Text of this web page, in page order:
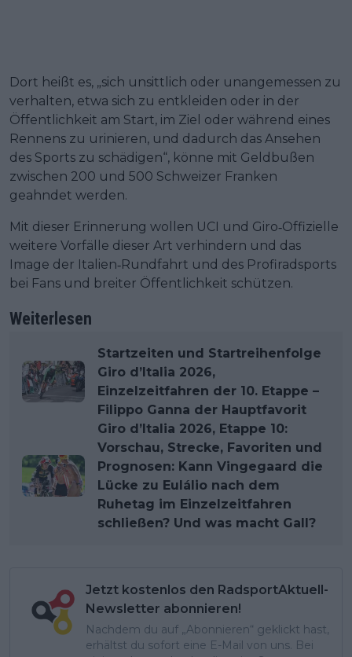
Dort heißt es, „sich unsittlich oder unangemessen zu
verhalten, etwa sich zu entkleiden oder in der
Öffentlichkeit am Start, im Ziel oder während eines
Rennens zu urinieren, und dadurch das Ansehen
des Sports zu schädigen“, könne mit Geldbußen
zwischen 200 und 500 Schweizer Franken
geahndet werden.
Mit dieser Erinnerung wollen UCI und Giro‑Offizielle
weitere Vorfälle dieser Art verhindern und das
Image der Italien‑Rundfahrt und des Profiradsports
bei Fans und breiter Öffentlichkeit schützen.
Weiterlesen
Startzeiten und Startreihenfolge
Giro d’Italia 2026,
Einzelzeitfahren der 10. Etappe –
Filippo Ganna der Hauptfavorit
Giro d’Italia 2026, Etappe 10:
Vorschau, Strecke, Favoriten und
Prognosen: Kann Vingegaard die
Lücke zu Eulálio nach dem
Ruhetag im Einzelzeitfahren
schließen? Und was macht Gall?
Jetzt kostenlos den RadsportAktuell-
Newsletter abonnieren!
Nachdem du auf „Abonnieren“ geklickt hast,
erhältst du sofort eine E-Mail von uns. Bei